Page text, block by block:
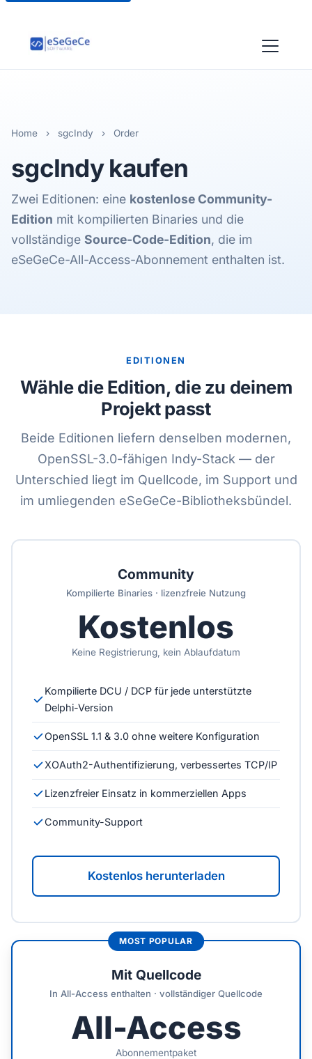
Home › sgcIndy › Order
sgcIndykaufen
Zwei Editionen: eine kostenlose Community-
Edition mit kompilierten Binaries und die
vollständige Source-Code-Edition, die im
eSeGeCe-All-Access-Abonnement enthalten ist.
EDITIONEN
Wähle die Edition, die zu deinem
Projekt passt
Beide Editionen liefern denselben modernen,
OpenSSL-3.0-fähigen Indy-Stack — der
Unterschied liegt im Quellcode, im Support und
im umliegenden eSeGeCe-Bibliotheksbündel.
Community
Kompilierte Binaries · lizenzfreie Nutzung
Kostenlos
Keine Registrierung, kein Ablaufdatum
Kompilierte DCU / DCP für jede unterstützte
Delphi-Version
OpenSSL 1.1 & 3.0 ohne weitere Konfiguration
XOAuth2-Authentifizierung, verbessertes TCP/IP
Lizenzfreier Einsatz in kommerziellen Apps
Community-Support
Kostenlos herunterladen
Mit Quellcode
In All-Access enthalten · vollständiger Quellcode
All-Access
Abonnementpaket